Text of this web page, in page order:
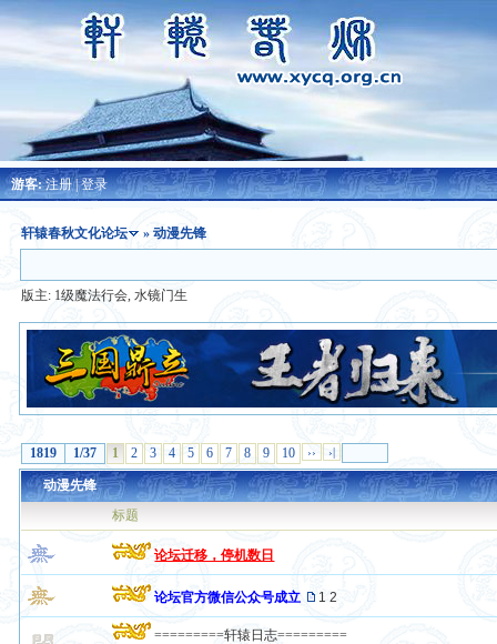
游客:注册|登录
轩辕春秋文化论坛 » 动漫先锋
版主: 1级魔法行会,水镜门生
1819 1/37 1 2 3 4 5 6 7 8 9 10 ›› ›|
动漫先锋
标题
论坛迁移，停机数日
论坛官方微信公众号成立 1 2
=========轩辕日志=========